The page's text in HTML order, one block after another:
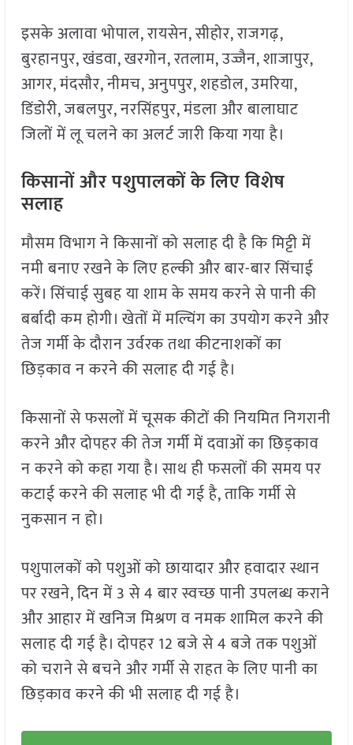
इसके अलावा भोपाल, रायसेन, सीहोर, राजगढ़,
बुरहानपुर, खंडवा, खरगोन, रतलाम, उज्जैन, शाजापुर,
आगर, मंदसौर, नीमच, अनुपपुर, शहडोल, उमरिया,
डिंडोरी, जबलपुर, नरसिंहपुर, मंडला और बालाघाट
जिलों में लू चलने का अलर्ट जारी किया गया है।
किसानों और पशुपालकों के लिए विशेष
सलाह
मौसम विभाग ने किसानों को सलाह दी है कि मिट्टी में
नमी बनाए रखने के लिए हल्की और बार-बार सिंचाई
करें। सिंचाई सुबह या शाम के समय करने से पानी की
बर्बादी कम होगी। खेतों में मल्चिंग का उपयोग करने और
तेज गर्मी के दौरान उर्वरक तथा कीटनाशकों का
छिड़काव न करने की सलाह दी गई है।
किसानों से फसलों में चूसक कीटों की नियमित निगरानी
करने और दोपहर की तेज गर्मी में दवाओं का छिड़काव
न करने को कहा गया है। साथ ही फसलों की समय पर
कटाई करने की सलाह भी दी गई है, ताकि गर्मी से
नुकसान न हो।
पशुपालकों को पशुओं को छायादार और हवादार स्थान
पर रखने, दिन में 3 से 4 बार स्वच्छ पानी उपलब्ध कराने
और आहार में खनिज मिश्रण व नमक शामिल करने की
सलाह दी गई है। दोपहर 12 बजे से 4 बजे तक पशुओं
को चराने से बचने और गर्मी से राहत के लिए पानी का
छिड़काव करने की भी सलाह दी गई है।